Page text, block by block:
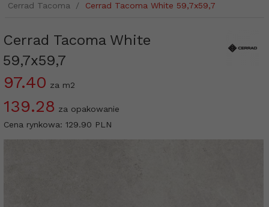
Cerrad Tacoma Cerrad Tacoma White 59,7x59,7
Cerrad Tacoma White
59,7x59,7
97.40 za m2
139.28 za opakowanie
Cena rynkowa: 129.90 PLN